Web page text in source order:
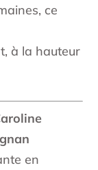
ce
à la hauteur
en